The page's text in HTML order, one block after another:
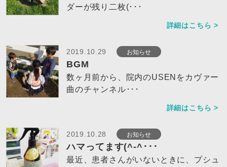
ダーが残り二枚(･･･
詳細はこちら >
2019.10.29 お知らせ
BGM
数ヶ月前から、院内のUSENをカヴァー
曲のチャンネル･･･
詳細はこちら >
2019.10.28 お知らせ
ハマってます(^-^･･･
最近、患者さんがいないときに、プシュ